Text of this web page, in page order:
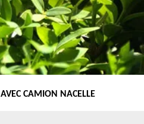
CAMION NACELLE